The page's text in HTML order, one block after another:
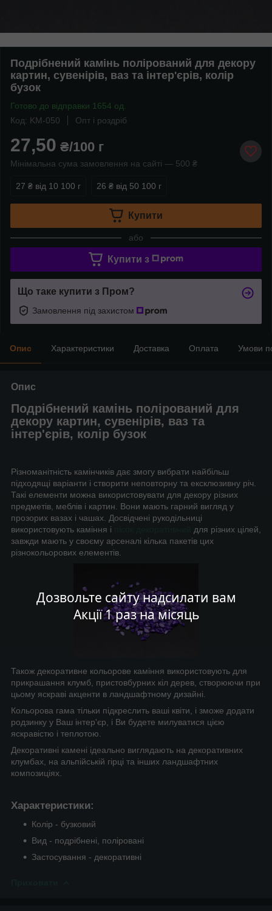
Дозвольте сайту надсилати вам
Акції 1 раз на місяць
Подрібнений камінь полірований для декору
картин, сувенірів, ваз та інтер'єрів, колір
бузок
Готово до відправки 1654 од.
Код: KM-050
Опт і роздріб
27,50 ₴/100 г
Мінімальна сума замовлення на сайті — 500 ₴
27 ₴ від 10 100 г 26 ₴ від 50 100 г
Купити
або
Купити з
Що таке купити з Пром?
Замовлення під захистом
Опис Характеристики Доставка Оплата Умови
Опис
Подрібнений камінь полірований для
декору картин, сувенірів, ваз та
інтер'єрів, колір бузок
Різноманітність камінчиків дає змогу вибрати найбільш
підходящі варіанти і створити неповторну та ексклюзивну річ.
Такі елементи можна використовувати для декору різних
предметів, меблів і картин. Вони мають гарний вигляд у
прозорих вазах і чашах. Досвідчені рукодільниці
використовують каміння і
для різних цілей,
завжди мають у своєму арсеналі кілька пакетів цих
різнокольорових елементів.
Також декоративне кольорове каміння використовують для
прикрашання клумб, пристовбурних кіл дерев, створюючи при
цьому яскраві акценти в ландшафтному дизайні.
Кольорова гама тільки підкреслить ваші квіти, і зможе додати
родзинку у Ваш інтер'єр, і Ви будете милуватися цією
яскравістю і теплотою.
Декоративні камені ідеально виглядають на декоративних
клумбах, на альпійській гірці та інших ландшафтних
композиціях.
Характеристики:
Колір - бузковий
Вид - подрібнені, поліровані
Застосування - декоративні